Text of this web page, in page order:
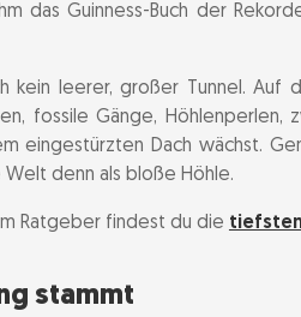
das Guinness-Buch der
kein leerer, großer Tunnel. Auf
fossile Gänge, Höhlenperlen,
eingestürzten Dach wächst.
denn als bloße Höhle.
Ratgeber findest du die
stammt